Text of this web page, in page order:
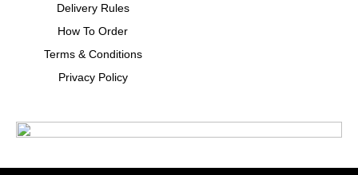
Delivery Rules
How To Order
Terms & Conditions
Privacy Policy